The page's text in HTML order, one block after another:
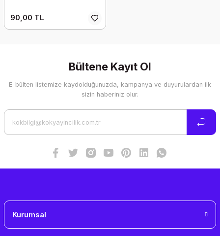
90,00 TL
Bültene Kayıt Ol
E-bülten listemize kaydolduğunuzda, kampanya ve duyurulardan ilk
sizin haberiniz olur.
Kurumsal